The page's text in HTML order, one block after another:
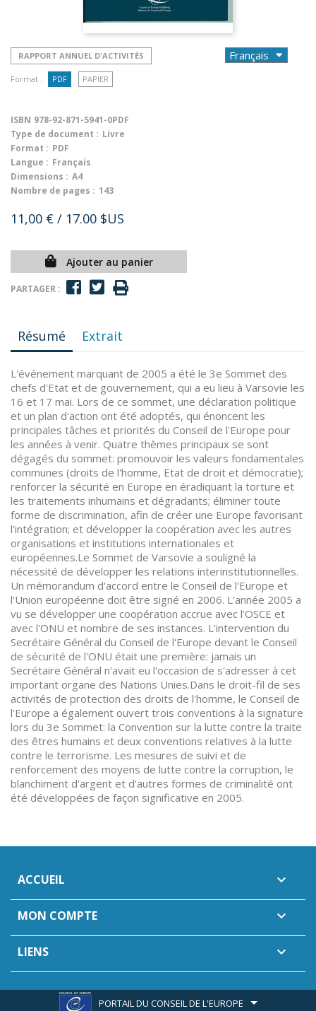
RAPPORT ANNUEL D'ACTIVITÉS
Format : PDF PAPIER
ISBN 978-92-871-5941-0PDF
Type de document : Livre
Format : PDF
Langue : Français
Dimensions : A4
Nombre de pages : 143
11,00 € / 17.00 $US
Ajouter au panier
PARTAGER :
Résumé Extrait
L'événement marquant de 2005 a été le 3e Sommet des
chefs d'Etat et de gouvernement, qui a eu lieu à Varsovie les
16 et 17 mai. Lors de ce sommet, une déclaration politique
et un plan d'action ont été adoptés, qui énoncent les
principales tâches et priorités du Conseil de l'Europe pour
les années à venir. Quatre thèmes principaux se sont
dégagés du sommet: promouvoir les valeurs fondamentales
communes (droits de l'homme, Etat de droit et démocratie);
renforcer la sécurité en Europe en éradiquant la torture et
les traitements inhumains et dégradants; éliminer toute
forme de discrimination, afin de créer une Europe favorisant
l'intégration; et développer la coopération avec les autres
organisations et institutions internationales et
européennes.Le Sommet de Varsovie a souligné la
nécessité de développer les relations interinstitutionnelles.
Un mémorandum d'accord entre le Conseil de l'Europe et
l'Union européenne doit être signé en 2006. L'année 2005 a
vu se développer une coopération accrue avec l'OSCE et
avec l'ONU et nombre de ses instances. L'intervention du
Secrétaire Général du Conseil de l'Europe devant le Conseil
de sécurité de l'ONU était une première: jamais un
Secrétaire Général n'avait eu l'occasion de s'adresser à cet
important organe des Nations Unies.Dans le droit-fil de ses
activités de protection des droits de l'homme, le Conseil de
l'Europe a également ouvert trois conventions à la signature
lors du 3e Sommet: la Convention sur la lutte contre la traite
des êtres humains et deux conventions relatives à la lutte
contre le terrorisme. Les mesures de suivi et de
renforcement des moyens de lutte contre la corruption, le
blanchiment d'argent et d'autres formes de criminalité ont
été développées de façon significative en 2005.
ACCUEIL 
MON COMPTE 
LIENS 
PORTAIL DU CONSEIL DE L'EUROPE